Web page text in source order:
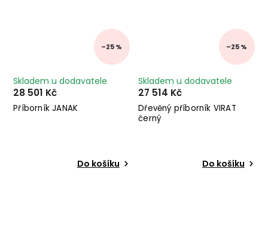
–25 %
Příborník JANAK
Skladem u dodavatele
28 501 Kč
Do košíku
–25 %
Dřevěný příborník VIRAT
černý
Skladem u dodavatele
27 514 Kč
Do košíku